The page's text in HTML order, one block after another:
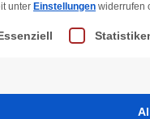
unter Einstellungen widerrufen
eine Liste der